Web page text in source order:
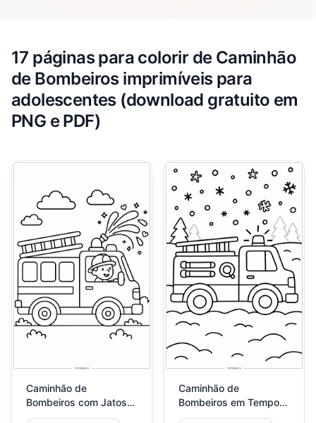
17 páginas para colorir de Caminhão
de Bombeiros imprimíveis para
adolescentes (download gratuito em
PNG e PDF)
Caminhão de
Bombeiros com Jatos
de Água Brilhantes
Caminhão de
Bombeiros em Tempo
de Neve